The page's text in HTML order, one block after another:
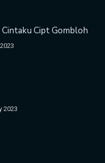
Cintaku Cipt Gombloh
2023